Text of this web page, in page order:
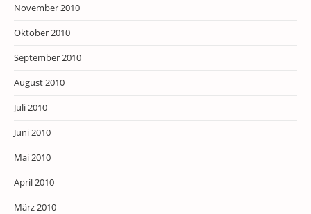
November 2010
Oktober 2010
September 2010
August 2010
Juli 2010
Juni 2010
Mai 2010
April 2010
März 2010